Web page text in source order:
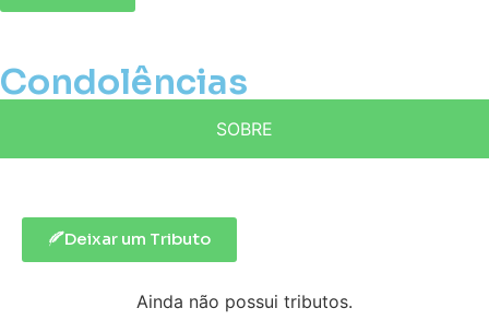
Condolências
SOBRE
Deixar um Tributo
Ainda não possui tributos.